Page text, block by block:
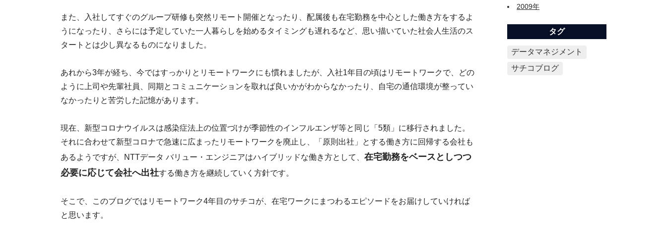
また、入社してすぐのグループ研修も突然リモート開催となったり、配属後も在宅勤務を中心とした働き方をするよ
うになったり、さらには予定していた一人暮らしを始めるタイミングも遅れるなど、思い描いていた社会人生活のス
タートとは少し異なるものになりました。
あれから3年が経ち、今ではすっかりとリモートワークにも慣れましたが、入社1年目の頃はリモートワークで、どの
ように上司や先輩社員、同期とコミュニケーションを取れば良いかがわからなかったり、自宅の通信環境が整ってい
なかったりと苦労した記憶があります。
現在、新型コロナウイルスは感染症法上の位置づけが季節性のインフルエンザ等と同じ「5類」に移行されました。
それに合わせて新型コロナで急速に広まったリモートワークを廃止し、「原則出社」とする働き方に回帰する会社も
あるようですが、NTTデータ バリュー・エンジニアはハイブリッドな働き方として、 在宅勤務をベースとしつつ
必要に応じて会社へ出社する働き方を継続していく方針です。
そこで、このブログではリモートワーク4年目のサチコが、在宅ワークにまつわるエピソードをお届けしていければ
と思います。
2009年
タグ
データマネジメント
サチコブログ